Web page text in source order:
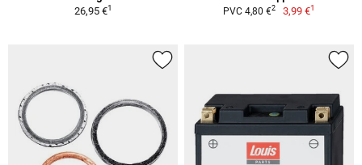
26,95 €1 PVC 4,80 €2 3,99 €1